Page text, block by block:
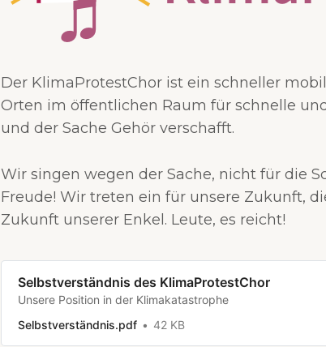
Der KlimaProtestChor ist ein schneller
Orten im öffentlichen Raum für schnelle
und der Sache Gehör verschafft.
Wir singen wegen der Sache, nicht für die
Freude! Wir treten ein für unsere Zukunft,
Zukunft unserer Enkel. Leute, es reicht!
Selbstverständnis des KlimaProtestChor
Unsere Position in der Klimakatastrophe
Selbstverständnis.pdf
42 KB